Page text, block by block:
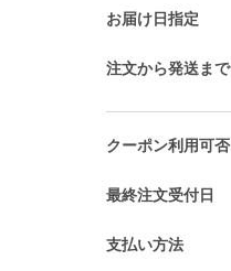
お届け日指定
注文から発送まで
クーポン利用可否
最終注文受付日
支払い方法